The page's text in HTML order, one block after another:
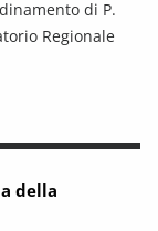
di P.
Regionale
DELLA
della